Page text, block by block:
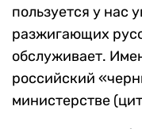
пользуется у нас
разжигающих
обслуживает.
российский
министерстве